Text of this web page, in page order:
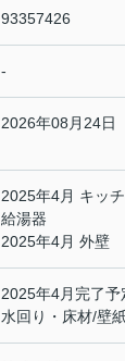
93357426
-
2026年08月24日
2025年4月 キッ
給湯器
2025年4月 外壁
2025年4月完了予
水回り・床材/壁